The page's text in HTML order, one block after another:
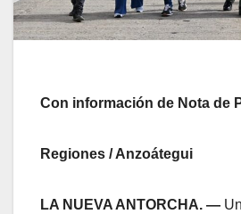
Con información de Nota de
Regiones / Anzoátegui
LA NUEVA ANTORCHA. —